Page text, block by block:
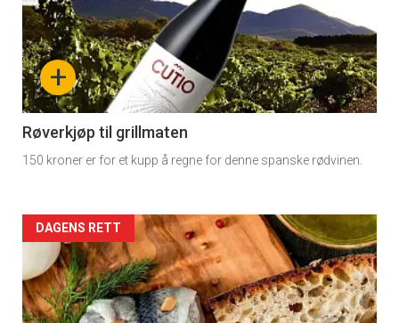
detail
-
section
11
Dagens
rett
2
+
Røverkjøp til grillmaten
150 kroner er for et kupp å regne for denne spanske rødvinen.
Artikler
detail
-
DAGENS RETT